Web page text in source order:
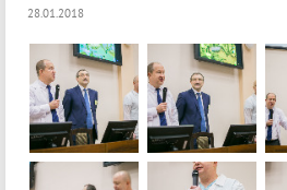
28.01.2018